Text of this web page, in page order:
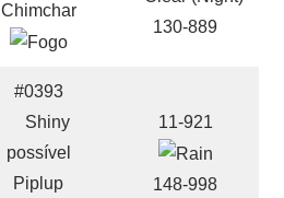
Chimchar
130-889
#0393
Piplup
11-921
148-998